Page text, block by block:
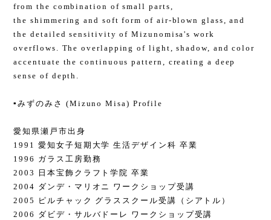
from the combination of small parts,
the shimmering and soft form of air-blown glass, and
the detailed sensitivity of Mizunomisa's work
overflows. The overlapping of light, shadow, and color
accentuate the continuous pattern, creating a deep
sense of depth.
▪️みずのみさ (Mizuno Misa) Profile
愛知県瀬戸市出身
1991 愛知女子短期大学 生活デザイン科 卒業
1996 ガラス工房勤務
2003 日本宝飾クラフト学院 卒業
2004 ダンデ・マリオニ ワークショップ受講
2005 ピルチャック グラススクール受講（シアトル）
2006 ダビデ・サルバドーレ ワークショップ受講